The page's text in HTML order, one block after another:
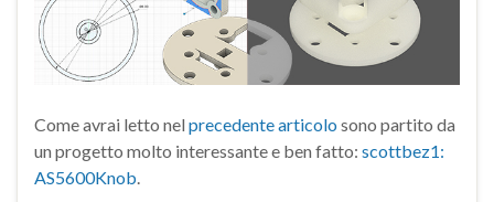
Come avrai letto nel precedente articolo sono partito da
un progetto molto interessante e ben fatto: scottbez1:
AS5600Knob.